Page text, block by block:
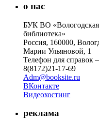
о нас
БУК ВО «Вологодская
библиотека»
Россия, 160000,
Марии Ульяновой, 1
Телефон для справок –
8(8172)21-17-69
Adm@booksite.ru
ВКонтакте
Видеохостинг
реклама